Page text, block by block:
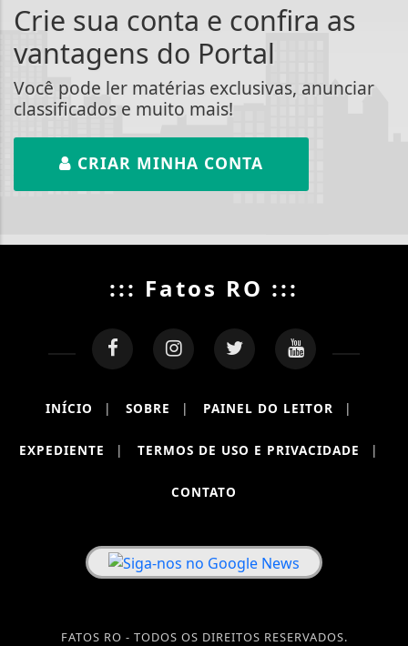
Crie sua conta e confira as
vantagens do Portal
Você pode ler matérias exclusivas, anunciar
classificados e muito mais!
CRIAR MINHA CONTA
::: Fatos RO :::
INÍCIO | SOBRE | PAINEL DO LEITOR |
EXPEDIENTE | TERMOS DE USO E PRIVACIDADE |
CONTATO
FATOS RO - TODOS OS DIREITOS RESERVADOS.